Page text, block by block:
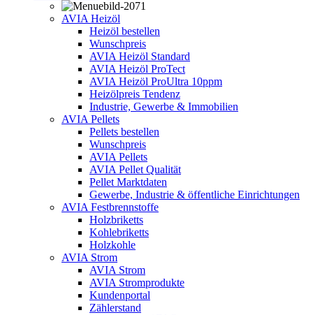
AVIA Heizöl
Heizöl bestellen
Wunschpreis
AVIA Heizöl Standard
AVIA Heizöl ProTect
AVIA Heizöl ProUltra 10ppm
Heizölpreis Tendenz
Industrie, Gewerbe & Immobilien
AVIA Pellets
Pellets bestellen
Wunschpreis
AVIA Pellets
AVIA Pellet Qualität
Pellet Marktdaten
Gewerbe, Industrie & öffentliche Einrichtungen
AVIA Festbrennstoffe
Holzbriketts
Kohlebriketts
Holzkohle
AVIA Strom
AVIA Strom
AVIA Stromprodukte
Kundenportal
Zählerstand